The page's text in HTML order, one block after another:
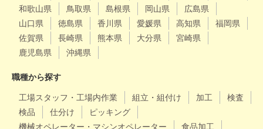
和歌山県
鳥取県 島根県 岡山県
広島県
山口県
徳島県 香川県 愛媛県 高知県
福岡県
佐賀県
長崎県 熊本県 大分県
宮崎県
鹿児島県
沖縄県
職種から探す
工場スタッフ・工場内作業 組立・組付け 加工
検査
検品
仕分け
ピッキング
機械オペレーター・マシンオペレーター
食品加工